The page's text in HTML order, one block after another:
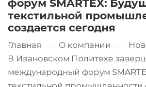
форум SMARTEX:
текстильной
создается сегодня
Главная — О компании —
В Ивановском Политехе
международный форум